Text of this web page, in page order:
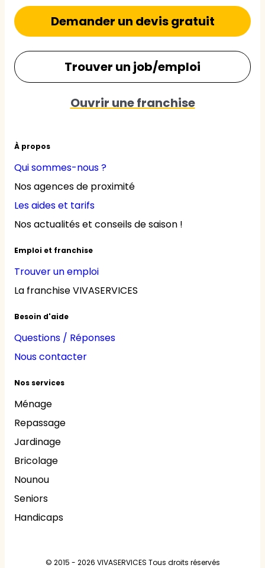
À propos
Qui sommes-nous ?
Nos agences de proximité
Les aides et tarifs
Nos actualités et conseils de saison !
Emploi et franchise
Trouver un emploi
La franchise VIVASERVICES
Besoin d'aide
Questions / Réponses
Nous contacter
Nos services
Ménage
Repassage
Jardinage
Bricolage
Nounou
Seniors
Handicaps
Demander un devis gratuit
Trouver un job/emploi
Ouvrir une franchise
© 2015 - 2026 VIVASERVICES Tous droits réservés